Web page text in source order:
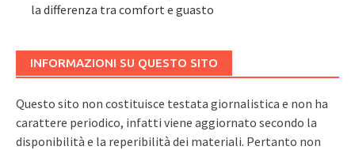
la differenza tra comfort e guasto
INFORMAZIONI SU QUESTO SITO
Questo sito non costituisce testata giornalistica e non ha
carattere periodico, infatti viene aggiornato secondo la
disponibilità e la reperibilità dei materiali. Pertanto non